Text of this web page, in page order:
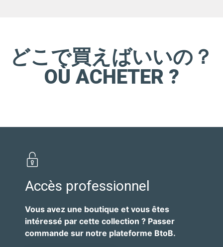
どこで買えばいいの？
OÙ ACHETER ?
Accès professionnel
Vous avez une boutique et vous êtes
intéressé par cette collection ? Passer
commande sur notre plateforme BtoB.